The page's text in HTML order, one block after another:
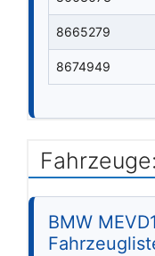
8665279
8674949
Fahrzeuge:
BMW